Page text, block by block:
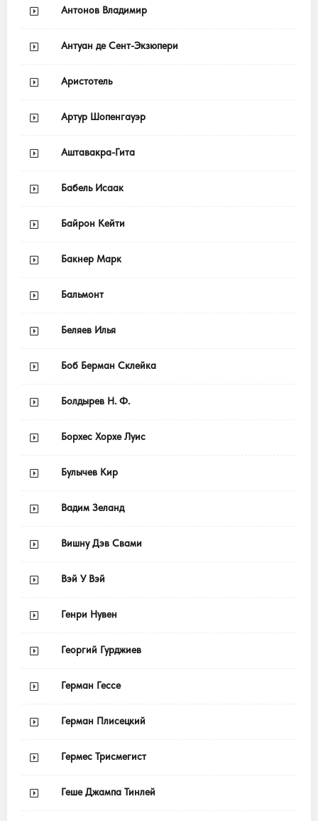
Антонов Владимир
Антуан де Сент-Экзюпери
Аристотель
Артур Шопенгауэр
Аштавакра-Гита
Бабель Исаак
Байрон Кейти
Бакнер Марк
Бальмонт
Беляев Илья
Боб Берман Склейка
Болдырев Н. Ф.
Борхес Хорхе Луис
Булычев Кир
Вадим Зеланд
Вишну Дэв Свами
Вэй У Вэй
Генри Нувен
Георгий Гурджиев
Герман Гессе
Герман Плисецкий
Гермес Трисмегист
Геше Джампа Тинлей